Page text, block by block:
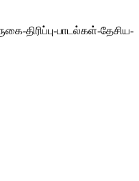
திரிப்பு-பாடல்கள்-தேசிய-